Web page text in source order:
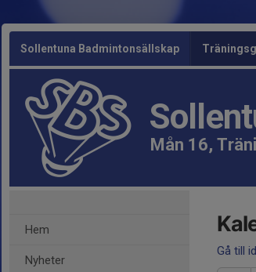
Sollentuna Badmintonsällskap
Mån 16,
Hem
Nyheter
Gå till